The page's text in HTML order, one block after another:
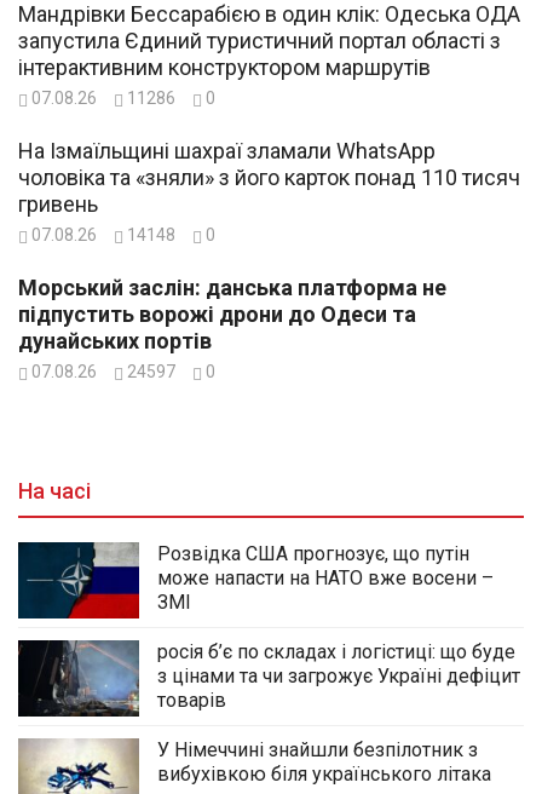
Мандрівки Бессарабією в один клік: Одеська ОДА
запустила Єдиний туристичний портал області з
інтерактивним конструктором маршрутів
07.08.26 11286 0
На Ізмаїльщині шахраї зламали WhatsApp
чоловіка та «зняли» з його карток понад 110 тисяч
гривень
07.08.26 14148 0
Морський заслін: данська платформа не
підпустить ворожі дрони до Одеси та
дунайських портів
07.08.26 24597 0
На часі
Розвідка США прогнозує, що путін
може напасти на НАТО вже восени –
ЗМІ
росія б’є по складах і логістиці: що буде
з цінами та чи загрожує Україні дефіцит
товарів
У Німеччині знайшли безпілотник з
вибухівкою біля українського літака